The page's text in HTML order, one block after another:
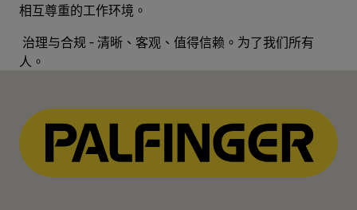
相互尊重的工作环境。
治理与合规 - 清晰、客观、值得信赖。为了我们所有
人。